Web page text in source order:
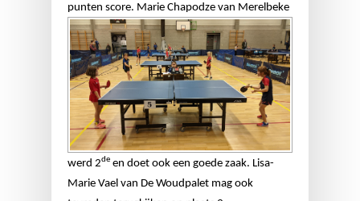
punten score. Marie Chapodze van Merelbeke
werd 2de en doet ook een goede zaak. Lisa-
Marie Vael van De Woudpalet mag ook